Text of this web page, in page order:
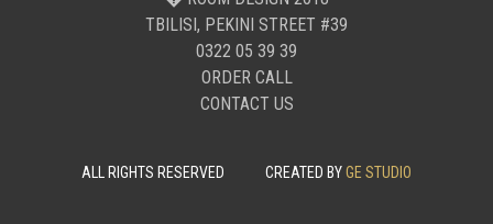
TBILISI, PEKINI STREET #39
0322 05 39 39
ORDER CALL
CONTACT US
ALL RIGHTS RESERVED CREATED BYGE STUDIO